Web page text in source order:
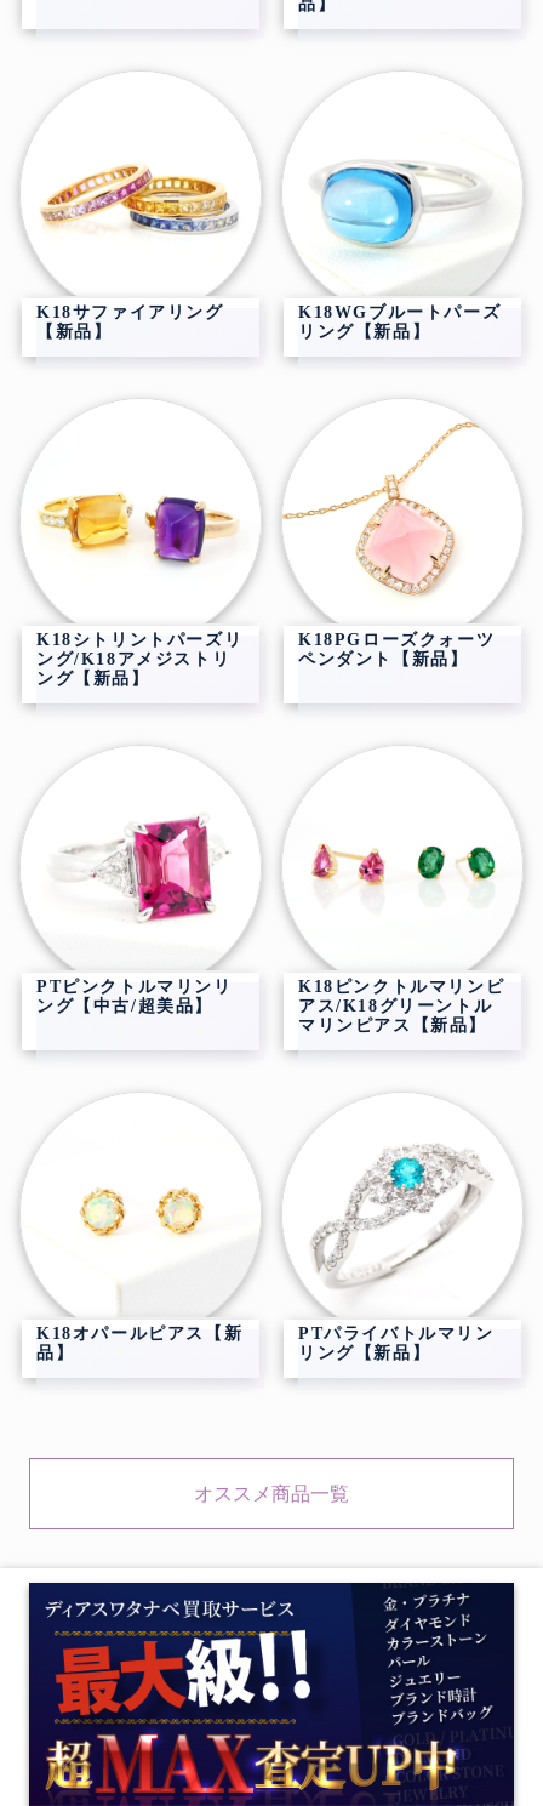
品】
K18サファイアリング
【新品】
K18WGブルートパーズ
リング【新品】
K18シトリントパーズリ
ング/K18アメジストリ
ング【新品】
K18PGローズクォーツ
ペンダント【新品】
PTピンクトルマリンリ
ング【中古/超美品】
K18ピンクトルマリンピ
アス/K18グリーントル
マリンピアス【新品】
K18オパールピアス【新
品】
PTパライバトルマリン
リング【新品】
オススメ商品一覧